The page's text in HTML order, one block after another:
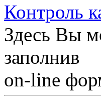
Контроль
Здесь Вы
заполнив
on-line